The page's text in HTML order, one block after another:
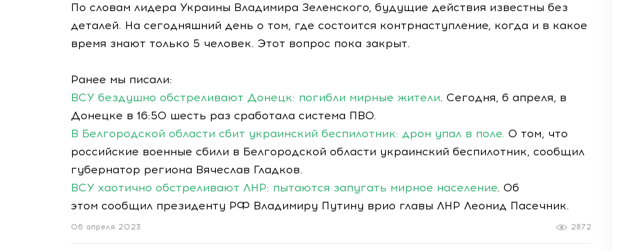
По словам лидера Украины Владимира Зеленского, будущие действия известны без
деталей. На сегодняшний день о том, где состоится контрнаступление, когда и в какое
время знают только 5 человек. Этот вопрос пока закрыт.
Ранее мы писали:
ВСУ бездушно обстреливают Донецк: погибли мирные жители. Сегодня, 6 апреля, в
Донецке в 16:50 шесть раз сработала система ПВО.
В Белгородской области сбит украинский беспилотник: дрон упал в поле. О том, что
российские военные сбили в Белгородской области украинский беспилотник, сообщил
губернатор региона Вячеслав Гладков.
ВСУ хаотично обстреливают ЛНР: пытаются запугать мирное население. Об
этом сообщил президенту РФ Владимиру Путину врио главы ЛНР Леонид Пасечник.
2872
06 апреля 2023